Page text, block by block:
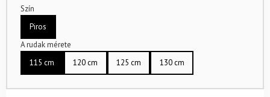
Szín
Piros
A rudak mérete
115 cm
120 cm 125 cm 130 cm